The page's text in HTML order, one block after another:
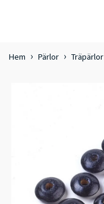
Hem Pärlor Träpärlor